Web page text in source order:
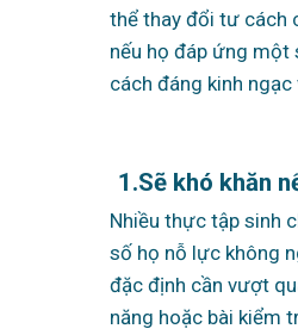
thể thay đổi tư cách
nếu họ đáp ứng một
cách đáng kinh
1.Sẽ khó khăn
Nhiều thực tập sinh
số họ nỗ lực không
đặc định cần vượt
năng hoặc bài kiểm